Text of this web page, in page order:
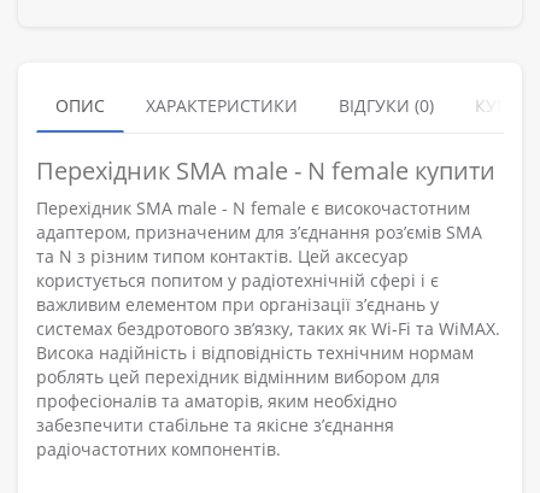
ОПИС ХАРАКТЕРИСТИКИ ВІДГУКИ (0)
Перехідник SMA male - N female купити
Перехідник SMA male - N female є високочастотним
адаптером, призначеним для з’єднання роз’ємів SMA
та N з різним типом контактів. Цей аксесуар
користується попитом у радіотехнічній сфері і є
важливим елементом при організації з’єднань у
системах бездротового зв’язку, таких як Wi-Fi та WiMAX.
Висока надійність і відповідність технічним нормам
роблять цей перехідник відмінним вибором для
професіоналів та аматорів, яким необхідно
забезпечити стабільне та якісне з’єднання
радіочастотних компонентів.